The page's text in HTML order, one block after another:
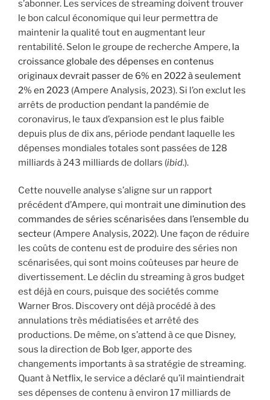
s’abonner. Les services de streaming doivent trouver
le bon calcul économique qui leur permettra de
maintenir la qualité tout en augmentant leur
rentabilité. Selon le groupe de recherche Ampere, la
croissance globale des dépenses en contenus
originaux devrait passer de 6% en 2022 à seulement
2% en 2023 (Ampere Analysis, 2023). Si l’on exclut les
arrêts de production pendant la pandémie de
coronavirus, le taux d’expansion est le plus faible
depuis plus de dix ans, période pendant laquelle les
dépenses mondiales totales sont passées de 128
milliards à 243 milliards de dollars (ibid.).
Cette nouvelle analyse s’aligne sur un rapport
précédent d’Ampere, qui montrait une diminution des
commandes de séries scénarisées dans l’ensemble du
secteur (Ampere Analysis, 2022). Une façon de réduire
les coûts de contenu est de produire des séries non
scénarisées, qui sont moins coûteuses par heure de
divertissement. Le déclin du streaming à gros budget
est déjà en cours, puisque des sociétés comme
Warner Bros. Discovery ont déjà procédé à des
annulations très médiatisées et arrêté des
productions. De même, on s’attend à ce que Disney,
sous la direction de Bob Iger, apporte des
changements importants à sa stratégie de streaming.
Quant à Netflix, le service a déclaré qu’il maintiendrait
ses dépenses de contenu à environ 17 milliards de